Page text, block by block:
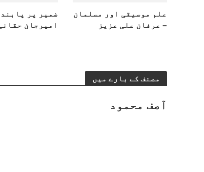
علم موسیقی اور مسلمان
– عرفان علی عزیز
ضمیر پر
امیرجان
مصنف کے بارے میں
آصف محمود